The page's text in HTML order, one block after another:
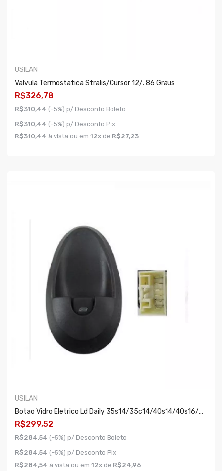
USILAN
Valvula Termostatica Stralis/cursor 12/. 86 Graus
R$326,78
R$310,44 (-5%) p/ Desconto Boleto
R$310,44 (-5%) p/ Desconto Pix
R$310,44 à vista ou em 12x de R$27,23
USILAN
Botao Vidro Eletrico Ld Daily 35s14/35c14/40s14/40s16/50c16/70c16
R$299,52
R$284,54 (-5%) p/ Desconto Boleto
R$284,54 (-5%) p/ Desconto Pix
R$284,54 à vista ou em 12x de R$24,96